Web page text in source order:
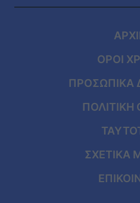
ΟΡΟΙ
ΠΡΟΣΩΠΙΚΑ
ΠΟΛΙΤΙΚΗ
ΣΧΕΤΙΚΑ